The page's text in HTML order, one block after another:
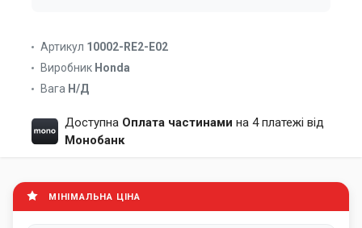
Артикул 10002-RE2-E02
Виробник Honda
Вага Н/Д
Доступна Оплата частинами на 4 платежі від
Монобанк
МІНІМАЛЬНА ЦІНА